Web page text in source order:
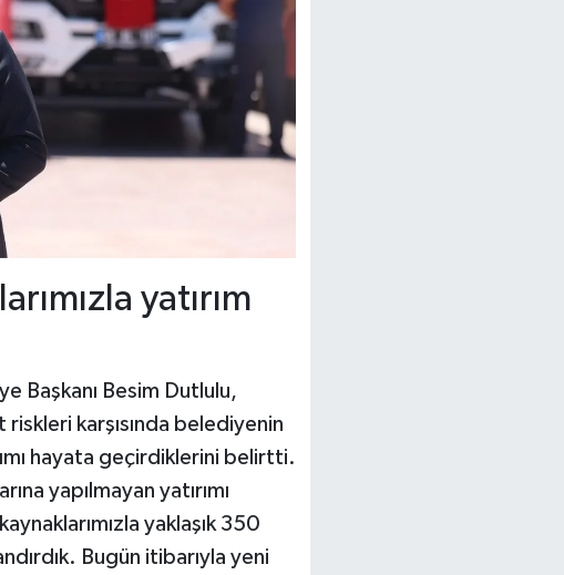
yatırım
Başkanı Besim Dutlulu,
karşısında belediyenin
hayata geçirdiklerini belirtti.
yapılmayan yatırımı
yaklaşık 350
Bugün itibarıyla yeni